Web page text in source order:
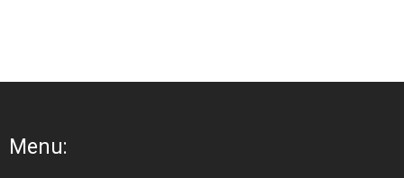
Menu: